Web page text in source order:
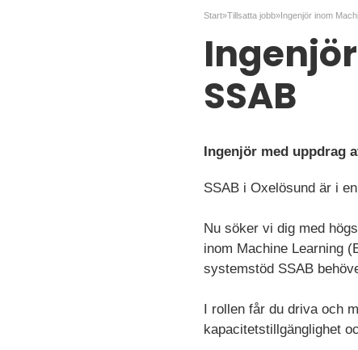
Start»Tillsatta jobb»Ingenjör inom
SSAB
Ingenjör med uppdrag
SSAB i Oxelösund är i
Nu söker vi dig med
inom Machine Learning
systemstöd SSAB
I rollen får du driva och
kapacitetstillgänglighet